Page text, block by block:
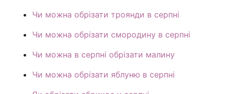
Чи можна обрізати троянди в серпні
Чи можна обрізати смородину в серпні
Чи можна в серпні обрізати малину
Чи можна обрізати яблуню в серпні